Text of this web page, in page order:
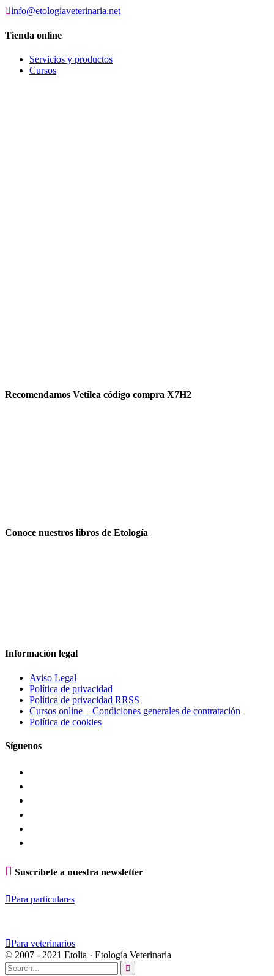
info@etologiaveterinaria.net
Tienda online
Servicios y productos
Cursos
Recomendamos Vetilea código compra X7H2
Conoce nuestros libros de Etología
Información legal
Aviso Legal
Política de privacidad
Política de privacidad RRSS
Cursos online – Condiciones generales de contratación
Política de cookies
Síguenos
 Suscríbete a nuestra newsletter
Para particulares
Para veterinarios
© 2007 - 2021 Etolia · Etología Veterinaria
